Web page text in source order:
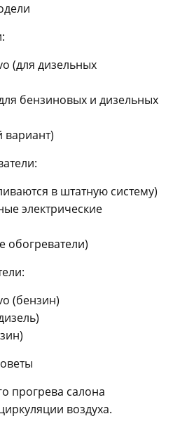
(для дизельных
бензиновых и дизельных
в штатную систему)
электрические
обогреватели)
(бензин)
прогрева салона
воздуха.